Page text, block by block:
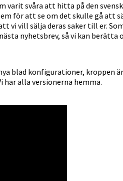
svåra att hitta på den
för att se om det skulle gå att
vi vill sälja deras saker till er.
nyhetsbrev, så vi kan berätta
blad konfigurationer, kroppen
har alla versionerna hemma.